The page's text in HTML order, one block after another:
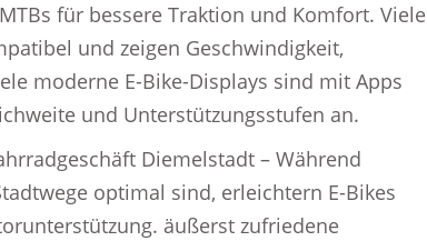
für bessere Traktion und Komfort. Viele
und zeigen Geschwindigkeit,
moderne E-Bike-Displays sind mit Apps
und Unterstützungsstufen an.
Diemelstadt – Während
optimal sind, erleichtern E-Bikes
äußerst zufriedene